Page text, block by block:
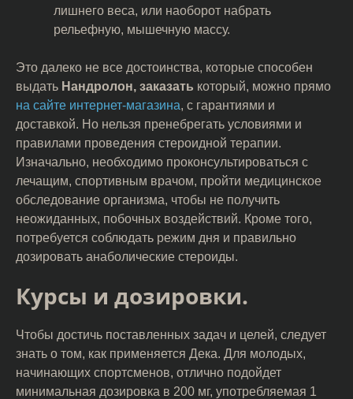
лишнего веса, или наоборот набрать
рельефную, мышечную массу.
Это далеко не все достоинства, которые способен
выдать Нандролон, заказать который, можно прямо
на сайте интернет-магазина, с гарантиями и
доставкой. Но нельзя пренебрегать условиями и
правилами проведения стероидной терапии.
Изначально, необходимо проконсультироваться с
лечащим, спортивным врачом, пройти медицинское
обследование организма, чтобы не получить
неожиданных, побочных воздействий. Кроме того,
потребуется соблюдать режим дня и правильно
дозировать анаболические стероиды.
Курсы и дозировки.
Чтобы достичь поставленных задач и целей, следует
знать о том, как применяется Дека. Для молодых,
начинающих спортсменов, отлично подойдет
минимальная дозировка в 200 мг, употребляемая 1